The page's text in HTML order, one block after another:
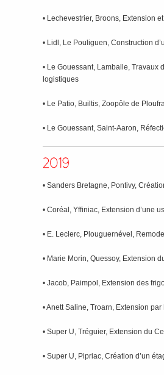
• Lechevestrier, Broons, Extension
• Lidl, Le Pouliguen, Construction
• Le Gouessant, Lamballe, Travaux
logistiques
• Le Patio, Builtis, Zoopôle de
• Le Gouessant, Saint-Aaron,
• Sanders Bretagne, Pontivy,
• Coréal, Yffiniac, Extension d’une
• E. Leclerc, Plouguernével,
• Marie Morin, Quessoy, Extension
• Jacob, Paimpol, Extension des
• Anett Saline, Troarn, Extension
• Super U, Tréguier, Extension du
• Super U, Pipriac, Création d’un